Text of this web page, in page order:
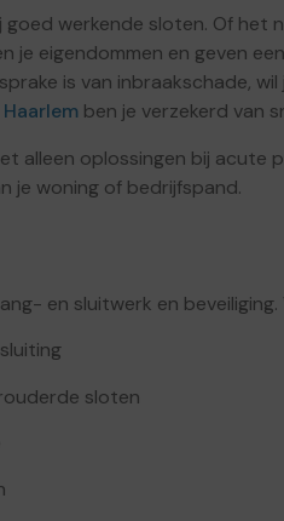
goed werkende sloten. Of
je eigendommen en geven
is van inbraakschade,
ben je verzekerd van
alleen oplossingen bij acute
je woning of bedrijfspand.
en sluitwerk en
sloten